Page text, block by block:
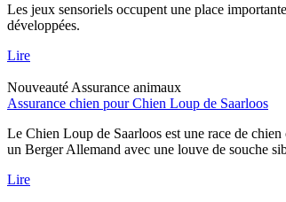
Les jeux sensoriels occupent une place
développées.
Lire
Nouveauté Assurance animaux
Assurance chien pour Chien Loup de Saarloos
Le Chien Loup de Saarloos est une race de
un Berger Allemand avec une louve de souche
Lire